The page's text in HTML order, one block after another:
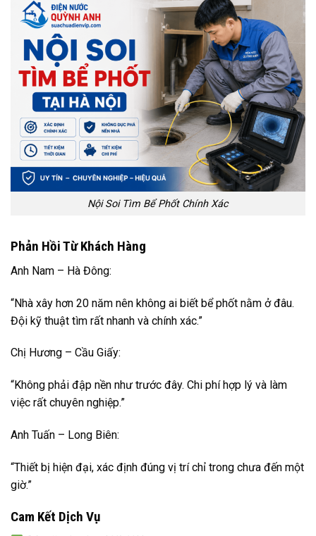
Nội Soi Tìm Bể Phốt Chính Xác
Phản Hồi Từ Khách Hàng
Anh Nam – Hà Đông:
“Nhà xây hơn 20 năm nên không ai biết bể phốt nằm ở đâu.
Đội kỹ thuật tìm rất nhanh và chính xác.”
Chị Hương – Cầu Giấy:
“Không phải đập nền như trước đây. Chi phí hợp lý và làm
việc rất chuyên nghiệp.”
Anh Tuấn – Long Biên:
“Thiết bị hiện đại, xác định đúng vị trí chỉ trong chưa đến một
giờ.”
Cam Kết Dịch Vụ